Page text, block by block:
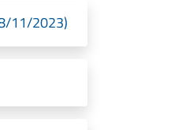
11/2023)